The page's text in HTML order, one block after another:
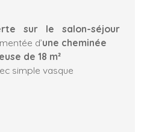
sur le salon-séjour
d’une cheminée
de 18 m²
simple vasque